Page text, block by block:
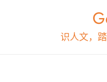
识人文，